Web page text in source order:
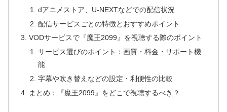
dアニメストア、U-NEXTなどでの配信状況
配信サービスごとの特徴とおすすめポイント
VODサービスで『魔王2099』を視聴する際のポイント
サービス選びのポイント：画質・料金・サポート機
能
字幕や吹き替えなどの設定・利便性の比較
まとめ：『魔王2099』をどこで視聴するべき？